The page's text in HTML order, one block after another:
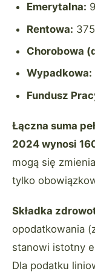
Emerytalna:
Rentowa:
Chorobowa
Wypadkowa:
Fundusz
Łączna suma
2024 wynosi
mogą się
tylko
Składka
opodatkowania
stanowi istotny
Dla podatku